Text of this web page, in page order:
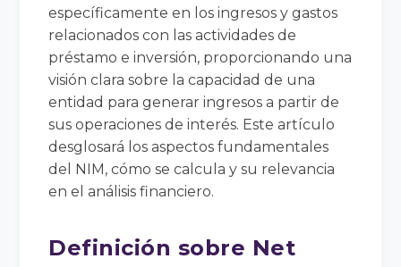
específicamente en los ingresos y gastos
relacionados con las actividades de
préstamo e inversión, proporcionando una
visión clara sobre la capacidad de una
entidad para generar ingresos a partir de
sus operaciones de interés. Este artículo
desglosará los aspectos fundamentales
del NIM, cómo se calcula y su relevancia
en el análisis financiero.
Definición sobre Net